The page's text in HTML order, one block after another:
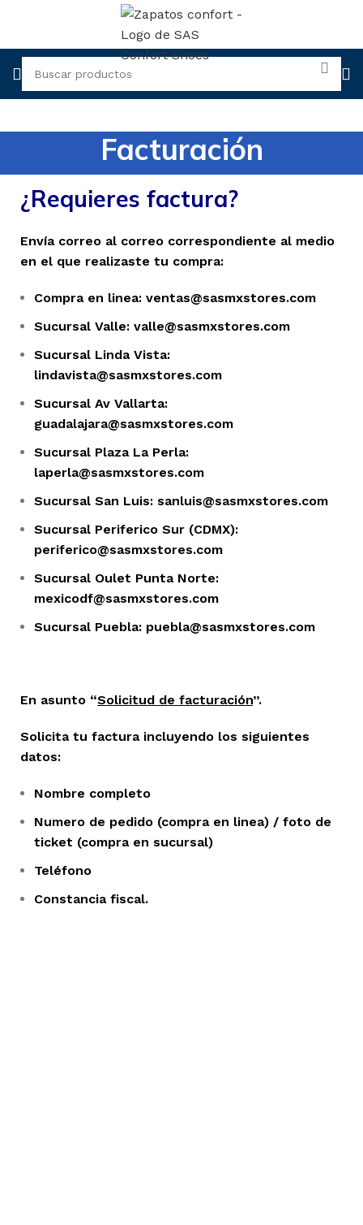
Facturación
¿Requieres factura?
Envía correo al correo correspondiente al medio
en el que realizaste tu compra:
Compra en linea: ventas@sasmxstores.com
Sucursal Valle: valle@sasmxstores.com
Sucursal Linda Vista:
lindavista@sasmxstores.com
Sucursal Av Vallarta:
guadalajara@sasmxstores.com
Sucursal Plaza La Perla:
laperla@sasmxstores.com
Sucursal San Luis: sanluis@sasmxstores.com
Sucursal Periferico Sur (CDMX):
periferico@sasmxstores.com
Sucursal Oulet Punta Norte:
mexicodf@sasmxstores.com
Sucursal Puebla: puebla@sasmxstores.com
En asunto “Solicitud de facturación”.
Solicita tu factura incluyendo los siguientes
datos:
Nombre completo
Numero de pedido (compra en linea) / foto de
ticket (compra en sucursal)
Teléfono
Constancia fiscal.